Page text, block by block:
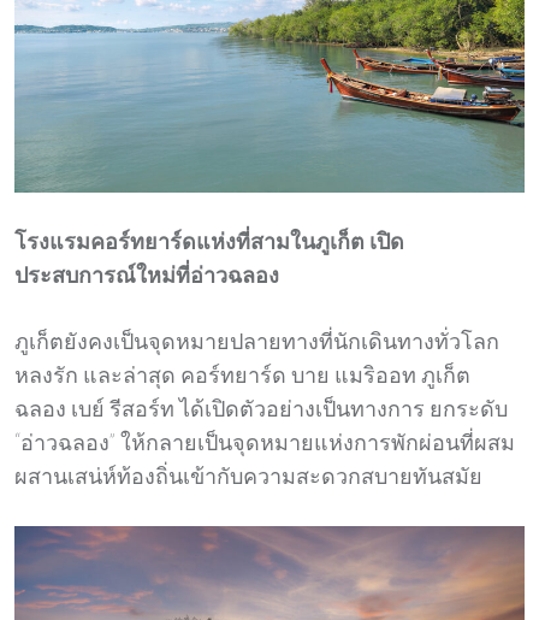
โรงแรมคอร์ทยาร์ดแห่งที่สามในภูเก็ต เปิด
ประสบการณ์ใหม่ที่อ่าวฉลอง
ภูเก็ตยังคงเป็นจุดหมายปลายทางที่นักเดินทางทั่วโลก
หลงรัก และล่าสุด คอร์ทยาร์ด บาย แมริออท ภูเก็ต
ฉลอง เบย์ รีสอร์ท ได้เปิดตัวอย่างเป็นทางการ ยกระดับ
“อ่าวฉลอง” ให้กลายเป็นจุดหมายแห่งการพักผ่อนที่ผสม
ผสานเสน่ห์ท้องถิ่นเข้ากับความสะดวกสบายทันสมัย